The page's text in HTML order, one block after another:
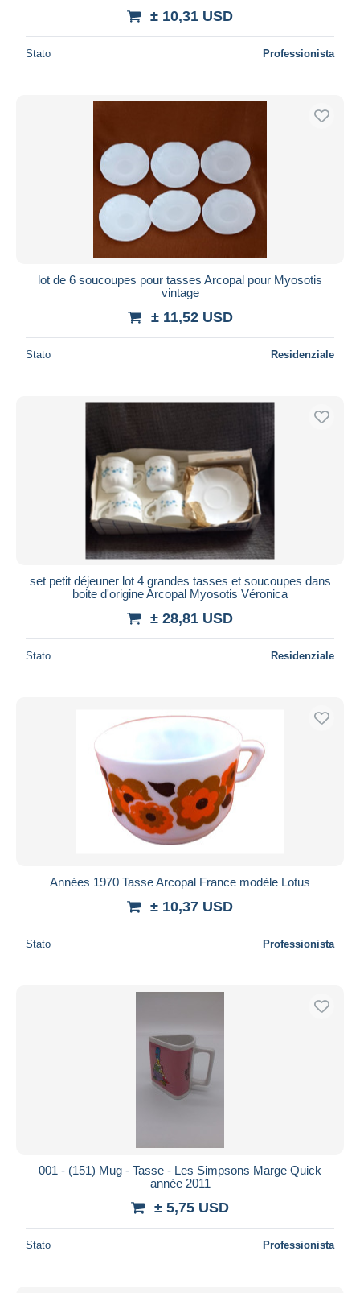
± 10,31 USD
Stato Professionista
lot de 6 soucoupes pour tasses Arcopal pour Myosotis
vintage
± 11,52 USD
Stato Residenziale
set petit déjeuner lot 4 grandes tasses et soucoupes dans
boite d'origine Arcopal Myosotis Véronica
± 28,81 USD
Stato Residenziale
Années 1970 Tasse Arcopal France modèle Lotus
± 10,37 USD
Stato Professionista
001 - (151) Mug - Tasse - Les Simpsons Marge Quick
année 2011
± 5,75 USD
Stato Professionista